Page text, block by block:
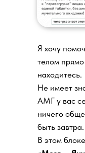
Я хочу
телом
находитесь.
Не имеет
АМГ у вас
ничего
быть завтра.
В этом